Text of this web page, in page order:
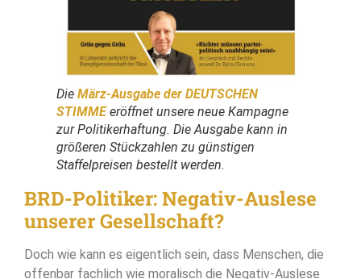
Die März-Ausgabe der DEUTSCHEN
STIMME eröffnet unsere neue Kampagne
zur Politikerhaftung. Die Ausgabe kann in
größeren Stückzahlen zu günstigen
Staffelpreisen bestellt werden.
BRD-Politiker: Negativ-Auslese
unserer Gesellschaft?
Doch wie kann es eigentlich sein, dass Menschen, die
offenbar fachlich wie moralisch die Negativ-Auslese